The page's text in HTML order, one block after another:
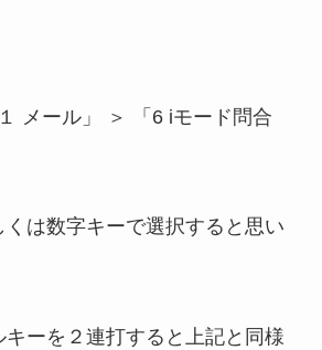
メール」 ＞ 「6 iモード問合
くは数字キーで選択すると思い
ーを２連打すると上記と同様